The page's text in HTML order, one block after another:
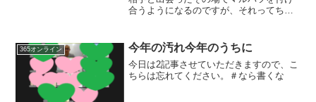
合うようになるのですが、それってちょ
365オンライン 今年の汚れ今年のうちに
今日は2記事させていただきますので、こ
ちらは忘れてください。＃なら書くな